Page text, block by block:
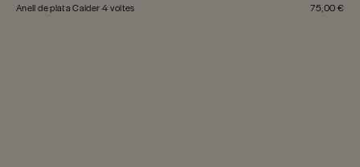
Anell de plata Calder 4 voltes 75,00 €